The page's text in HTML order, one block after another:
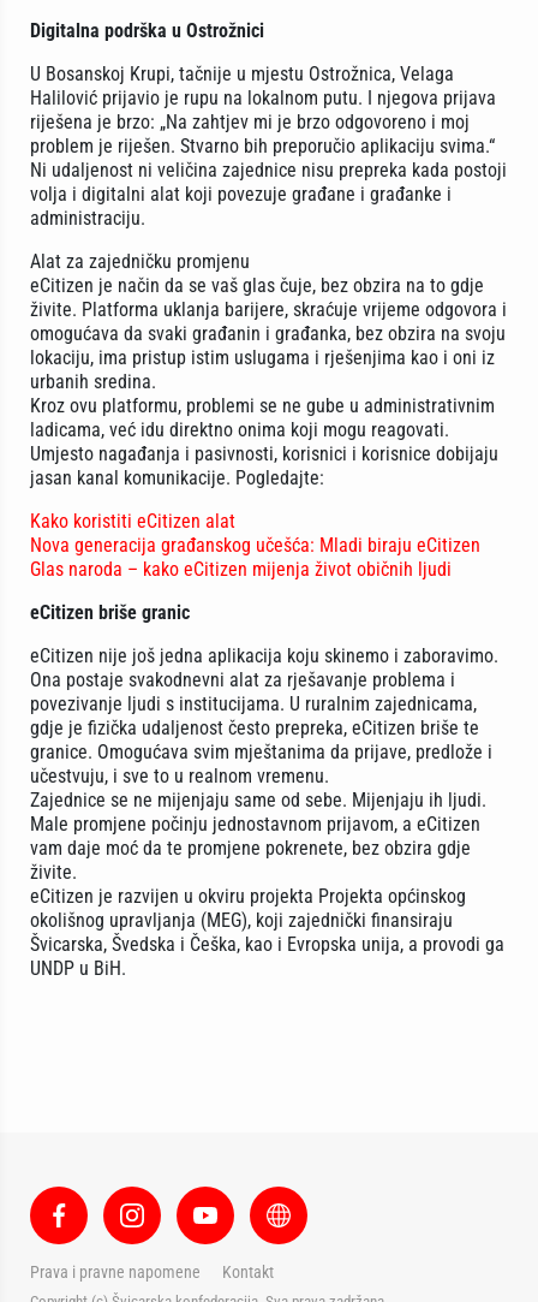
Digitalna podrška u Ostrožnici
U Bosanskoj Krupi, tačnije u mjestu Ostrožnica, Velaga
Halilović prijavio je rupu na lokalnom putu. I njegova prijava
riješena je brzo: „Na zahtjev mi je brzo odgovoreno i moj
problem je riješen. Stvarno bih preporučio aplikaciju svima.“
Ni udaljenost ni veličina zajednice nisu prepreka kada postoji
volja i digitalni alat koji povezuje građane i građanke i
administraciju.
Alat za zajedničku promjenu
eCitizen je način da se vaš glas čuje, bez obzira na to gdje
živite. Platforma uklanja barijere, skraćuje vrijeme odgovora i
omogućava da svaki građanin i građanka, bez obzira na svoju
lokaciju, ima pristup istim uslugama i rješenjima kao i oni iz
urbanih sredina.
Kroz ovu platformu, problemi se ne gube u administrativnim
ladicama, već idu direktno onima koji mogu reagovati.
Umjesto nagađanja i pasivnosti, korisnici i korisnice dobijaju
jasan kanal komunikacije. Pogledajte:
Kako koristiti eCitizen alat
Nova generacija građanskog učešća: Mladi biraju eCitizen
Glas naroda – kako eCitizen mijenja život običnih ljudi
eCitizen briše granic
eCitizen nije još jedna aplikacija koju skinemo i zaboravimo.
Ona postaje svakodnevni alat za rješavanje problema i
povezivanje ljudi s institucijama. U ruralnim zajednicama,
gdje je fizička udaljenost često prepreka, eCitizen briše te
granice. Omogućava svim mještanima da prijave, predlože i
učestvuju, i sve to u realnom vremenu.
Zajednice se ne mijenjaju same od sebe. Mijenjaju ih ljudi.
Male promjene počinju jednostavnom prijavom, a eCitizen
vam daje moć da te promjene pokrenete, bez obzira gdje
živite.
eCitizen je razvijen u okviru projekta Projekta općinskog
okolišnog upravljanja (MEG), koji zajednički finansiraju
Švicarska, Švedska i Češka, kao i Evropska unija, a provodi ga
UNDP u BiH.
Prava i pravne napomene Kontakt